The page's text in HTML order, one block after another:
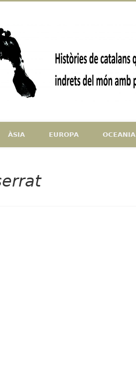
del món amb petjada catalana
ÀSIA EUROPA OCEANIA